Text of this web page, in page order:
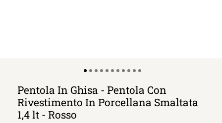
Pentola In Ghisa - Pentola Con
Rivestimento In Porcellana Smaltata
1,4 lt - Rosso